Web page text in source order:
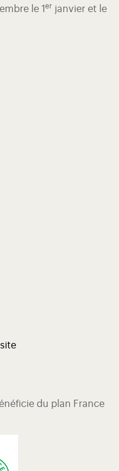
le 1 er janvier et le
du plan France